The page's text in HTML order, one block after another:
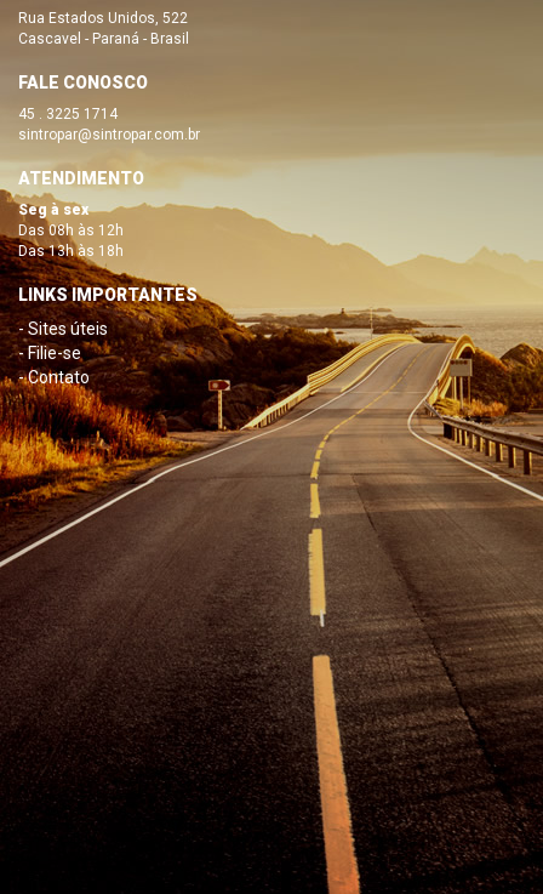
Rua Estados Unidos, 522
Cascavel - Paraná - Brasil
FALE CONOSCO
45 . 3225 1714
sintropar@sintropar.com.br
ATENDIMENTO
Seg à sex
Das 08h às 12h
Das 13h às 18h
LINKS IMPORTANTES
- Sites úteis
- Filie-se
- Contato